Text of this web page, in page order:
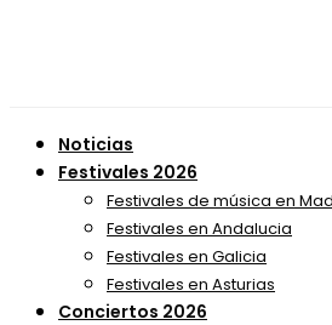
Noticias
Festivales 2026
Festivales de música en
Festivales en Andalucia
Festivales en Galicia
Festivales en Asturias
Conciertos 2026